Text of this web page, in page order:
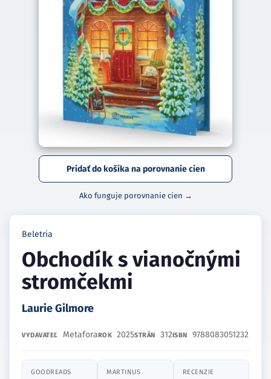
Pridať do košíka na porovnanie cien
Ako funguje porovnanie cien →
Beletria
Obchodík s vianočnými
stromčekmi
Laurie Gilmore
VYDAVATEĽ MetaforaROK 2025STRÁN 312ISBN 9788083051232
GOODREADS MARTINUS RECENZIE